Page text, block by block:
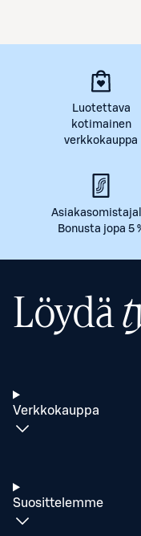
Luotettava
kotimainen
verkkokauppa
Bonusta jopa 5
Löydä
Verkkokauppa
Suosittelemme